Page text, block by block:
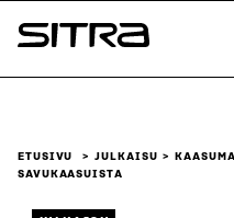
Siirry
suoraan
Sitra
ETUSIVU JULKAISU
SAVUKAASUISTA